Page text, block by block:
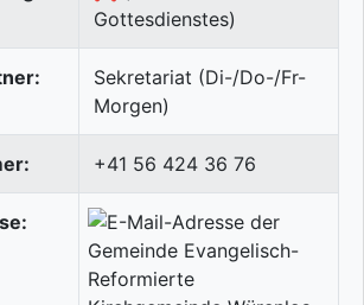
Gottesdienstes)
Sekretariat (Di-/Do-/Fr-
Morgen)
+41 56 424 36 76